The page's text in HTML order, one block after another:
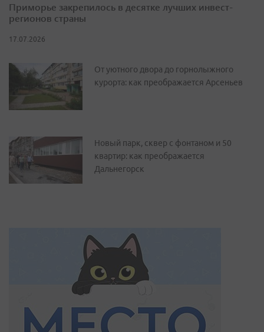
Приморье закрепилось в десятке лучших инвест-
регионов страны
17.07.2026
От уютного двора до горнолыжного
курорта: как преображается Арсеньев
Новый парк, сквер с фонтаном и 50
квартир: как преображается
Дальнегорск